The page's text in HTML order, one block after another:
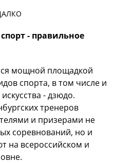
- правильное
мощной площадкой
спорта, в том числе и
- дзюдо.
тренеров
и призерами не
соревнований, но и
на всероссийском и